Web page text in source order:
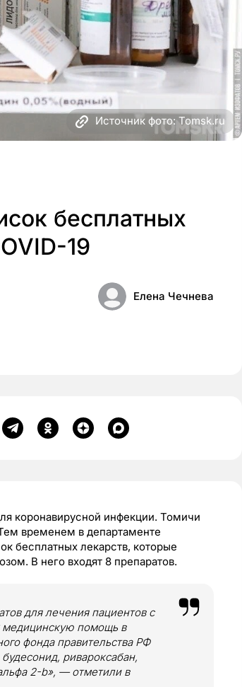
Источник фото: Tomsk.ru
бесплатных
19
Елена Чечнева
коронавирусной инфекции. Томичи
временем в департаменте
бесплатных лекарств, которые
В него входят 8 препаратов.
для лечения пациентов с
медицинскую помощь в
фонда правительства РФ
ривароксабан,
2-b», — отметили в